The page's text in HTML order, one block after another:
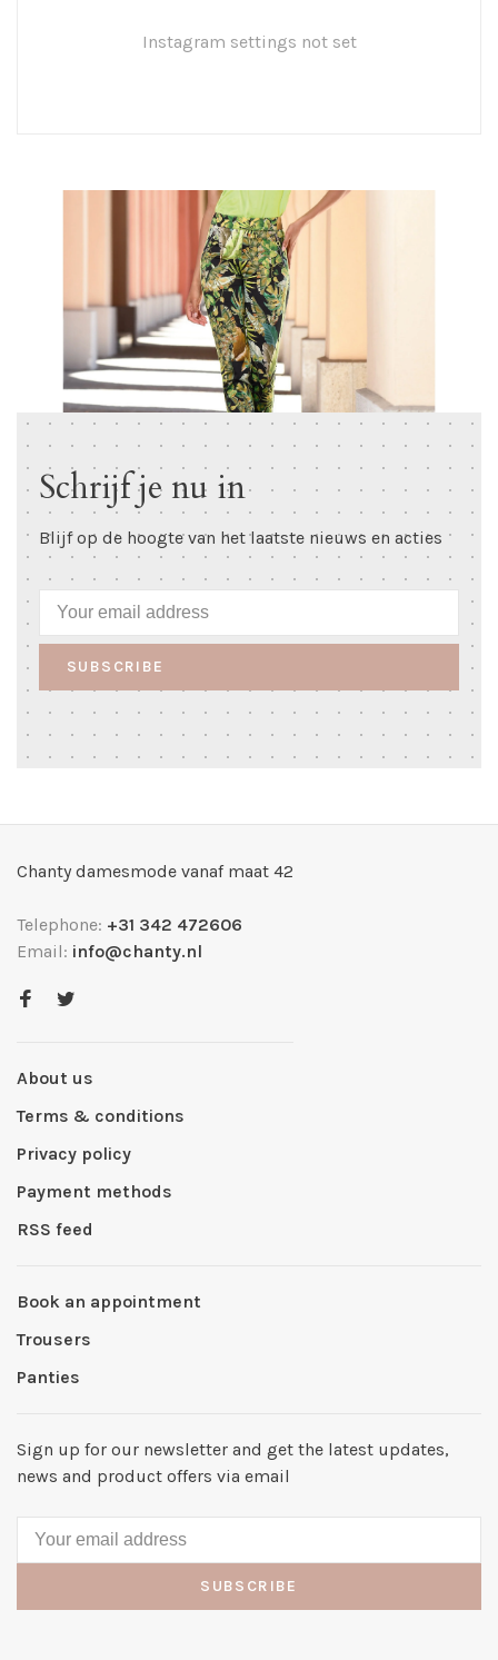
Instagram settings not set
Schrijf je nu in
Blijf op de hoogte van het laatste nieuws en acties
SUBSCRIBE
Chanty damesmode vanaf maat 42
Telephone: +31 342 472606
Email: info@chanty.nl
About us
Terms & conditions
Privacy policy
Payment methods
RSS feed
Book an appointment
Trousers
Panties
Sign up for our newsletter and get the latest updates,
news and product offers via email
SUBSCRIBE